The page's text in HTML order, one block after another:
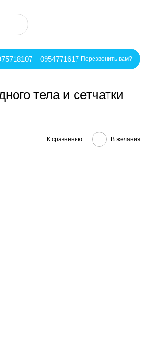
0954771617 Перезвонить вам?
тела и сетчатки
К сравнению В желания